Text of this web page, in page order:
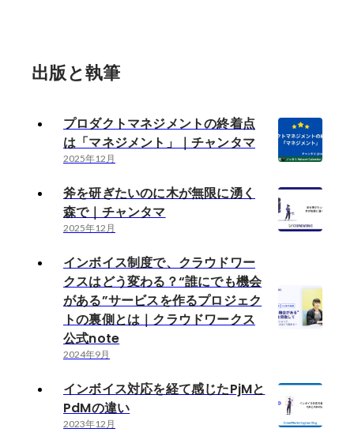
出版と執筆
プロダクトマネジメントの終着点
は「マネジメント」｜チャンタマ
2025年12月
斧を研ぎたいのに木が無限に湧く
森で｜チャンタマ
2025年12月
インボイス制度で、クラウドワー
クスはどう変わる？“誰にでも機会
がある”サービスを作るプロジェク
トの裏側とは｜クラウドワークス
公式note
2024年9月
インボイス対応を経て感じたPjMと
PdMの違い
2023年12月